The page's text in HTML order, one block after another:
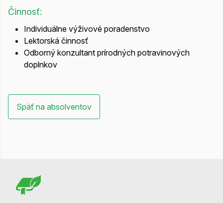
Činnosť:
Individuálne výživové poradenstvo
Lektorská činnosť
Odborný konzultant prírodných potravinových
doplnkov
Späť na absolventov